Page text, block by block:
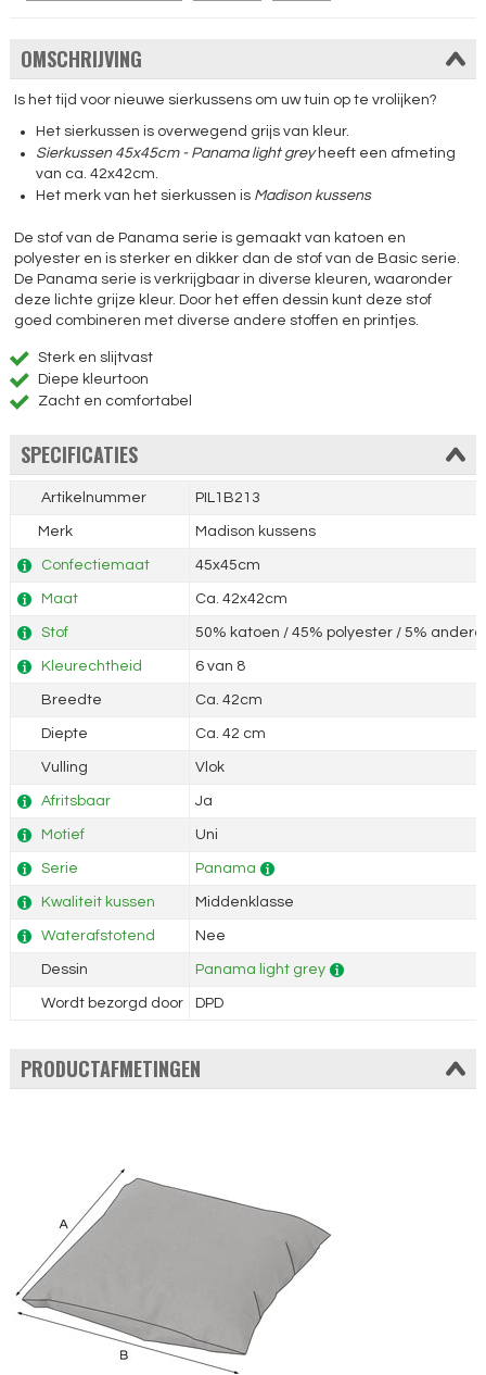
OMSCHRIJVING
Is het tijd voor nieuwe sierkussens om uw tuin op te vrolijken?
Het sierkussen is overwegend grijs van kleur.
Sierkussen 45x45cm - Panama light greyheeft een afmeting
van ca. 42x42cm.
Het merk van het sierkussen is Madison kussens
De stof van de Panama serie is gemaakt van katoen en
polyester en is sterker en dikker dan de stof van de Basic serie.
De Panama serie is verkrijgbaar in diverse kleuren, waaronder
deze lichte grijze kleur. Door het effen dessin kunt deze stof
goed combineren met diverse andere stoffen en printjes.
Sterk en slijtvast
Diepe kleurtoon
Zacht en comfortabel
SPECIFICATIES
Artikelnummer PIL1B213
Merk Madison kussens
Confectiemaat 45x45cm
Maat Ca. 42x42cm
Stof 50% katoen / 45% polyester / 5%
Kleurechtheid 6 van 8
Breedte Ca. 42cm
Diepte Ca. 42 cm
Vulling Vlok
Afritsbaar Ja
Motief Uni
Serie Panama
Kwaliteit kussen Middenklasse
Waterafstotend Nee
Dessin Panama light grey
Wordt bezorgd door DPD
PRODUCTAFMETINGEN